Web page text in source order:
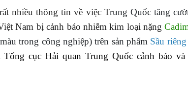
nhiều thông tin về việc Trung Quốc tăng
Nam bị cảnh báo nhiễm kim loại nặng
trong công nghiệp) trên sản phẩm Sầu riêng
Tổng cục Hải quan Trung Quốc cảnh báo